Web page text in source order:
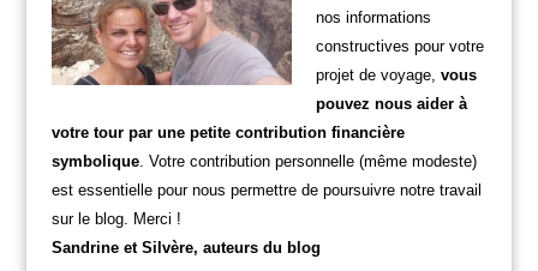
nos informations
constructives pour votre
projet de voyage, vous
pouvez nous aider à
votre tour par une petite contribution financière
symbolique. Votre contribution personnelle (même modeste)
est essentielle pour nous permettre de poursuivre notre travail
sur le blog. Merci !
Sandrine et Silvère, auteurs du blog